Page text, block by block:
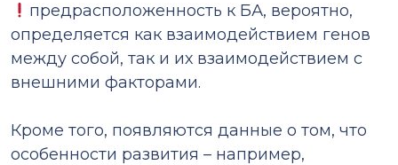
предрасположенность к БА, вероятно,
определяется как взаимодействием генов
между собой, так и их взаимодействием с
внешними факторами.
Кроме того, появляются данные о том, что
особенности развития – например,